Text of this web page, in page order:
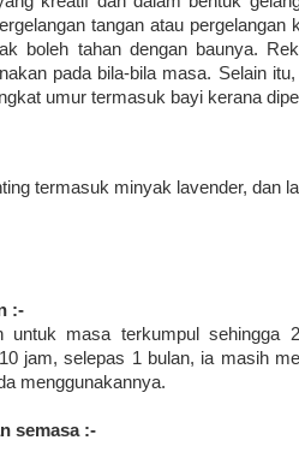
tangan atau
boleh tahan dengan baunya.
pada bila-bila masa. Selain
umur termasuk bayi kerana
termasuk minyak lavender, dan
:-
untuk masa terkumpul
jam, selepas 1 bulan, ia masih
menggunakannya.
semasa :-